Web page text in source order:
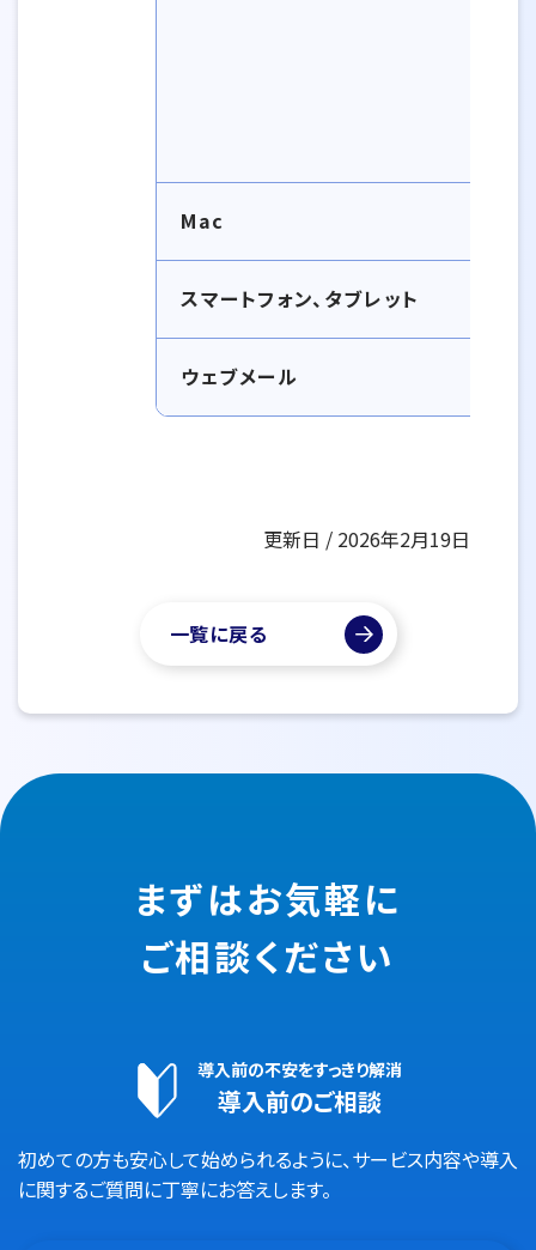
Mac
スマートフォン、タブレット
ウェブメール
更新日 / 2026年2月19日
一覧に戻る
まずはお気軽に
ご相談ください
導入前の不安をすっきり解消
導入前のご相談
初めての方も安心して始められるように、サービス内容や導入
に関するご質問に丁寧にお答えします。